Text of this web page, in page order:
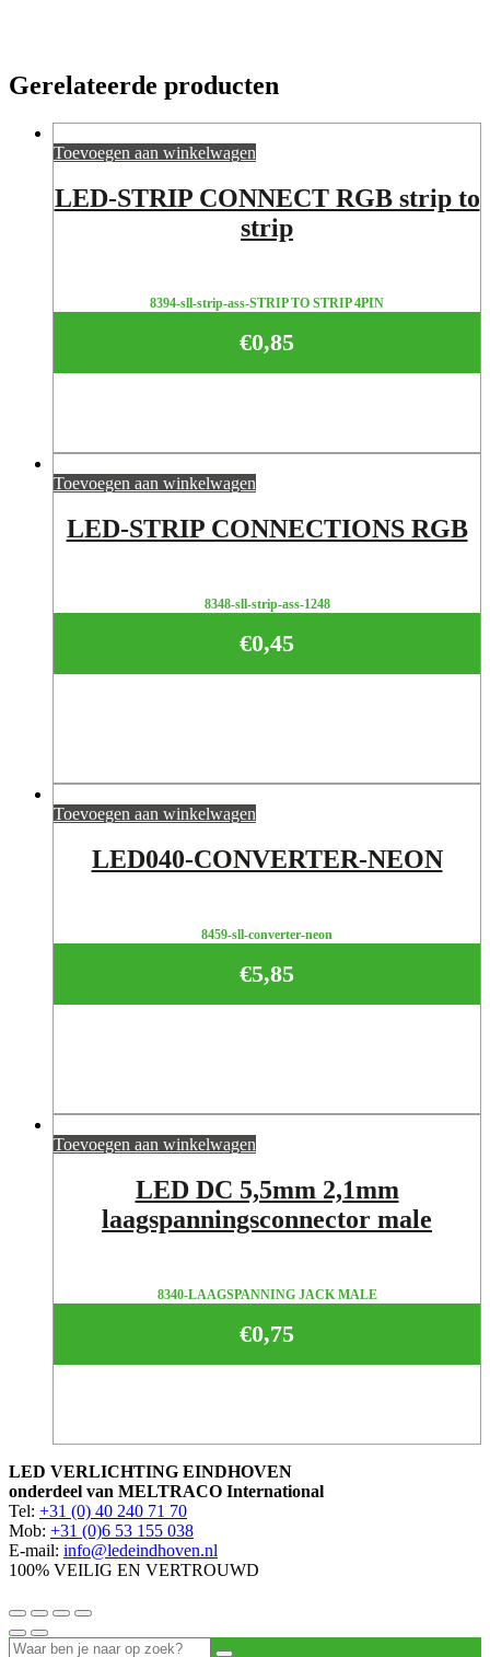
Gerelateerde producten
Toevoegen aan winkelwagen
LED-STRIP CONNECT RGB strip to
strip
8394-sll-strip-ass-STRIP TO STRIP 4PIN
€0,85
Toevoegen aan winkelwagen
LED-STRIP CONNECTIONS RGB
8348-sll-strip-ass-1248
€0,45
Toevoegen aan winkelwagen
LED040-CONVERTER-NEON
8459-sll-converter-neon
€5,85
Toevoegen aan winkelwagen
LED DC 5,5mm 2,1mm
laagspanningsconnector male
8340-LAAGSPANNING JACK MALE
€0,75
LED VERLICHTING EINDHOVEN
onderdeel van MELTRACO International
Tel: +31 (0) 40 240 71 70
Mob: +31 (0)6 53 155 038
E-mail: info@ledeindhoven.nl
100% VEILIG EN VERTROUWD